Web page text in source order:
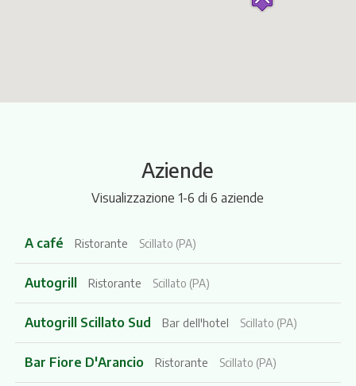
Aziende
Visualizzazione 1-6 di 6 aziende
A café Ristorante Scillato (PA)
Autogrill Ristorante Scillato (PA)
Autogrill Scillato Sud Bar dell'hotel Scillato (PA)
Bar Fiore D'Arancio Ristorante Scillato (PA)